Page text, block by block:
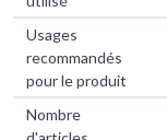
Usages
recommandés
pour le produit
Nombre